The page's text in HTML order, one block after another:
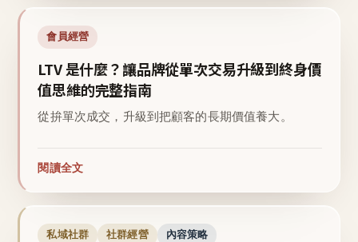
會員經營
LTV 是什麼？讓品牌從單次交易升級到終身價
值思維的完整指南
從拚單次成交，升級到把顧客的長期價值養大。
閱讀全文
私域社群 社群經營 內容策略